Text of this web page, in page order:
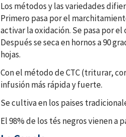
Los métodos y las variedades
Primero pasa por el
activar la oxidación. Se pasa por
Después se seca en hornos a 90
hojas.
Con el método de CTC (triturar,
infusión más rápida y fuerte.
Se cultiva en los paises
El 98% de los tés negros vienen a